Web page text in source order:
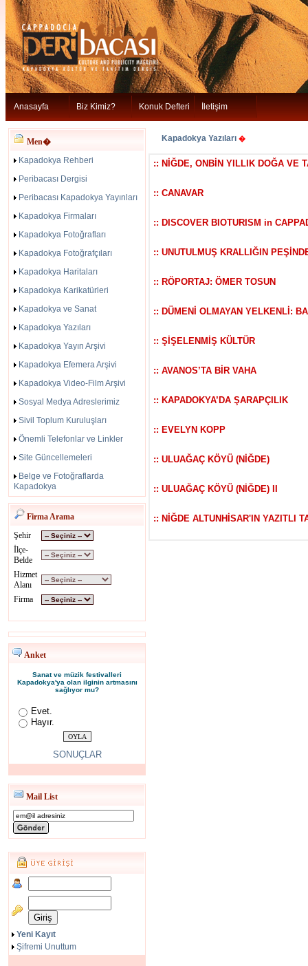
Anasayfa Biz Kimiz? Konuk Defteri İletişim
Men�
Kapadokya Rehberi
Peribacası Dergisi
Peribacası Kapadokya Yayınları
Kapadokya Firmaları
Kapadokya Fotoğrafları
Kapadokya Fotoğrafçıları
Kapadokya Haritaları
Kapadokya Karikatürleri
Kapadokya ve Sanat
Kapadokya Yazıları
Kapadokya Yayın Arşivi
Kapadokya Efemera Arşivi
Kapadokya Video-Film Arşivi
Sosyal Medya Adreslerimiz
Sivil Toplum Kuruluşları
Önemli Telefonlar ve Linkler
Site Güncellemeleri
Belge ve Fotoğraflarda
Kapadokya
Firma Arama
Şehir
İlçe-
Belde
Hizmet
Alanı
Firma
Anket
Sanat ve müzik festivalleri
Kapadokya'ya olan ilginin artmasını
sağlıyor mu?
Evet.
Hayır.
SONUÇLAR
Mail List
Yeni Kayıt
Şifremi Unuttum
Kapadokya Yazıları �
:: NİĞDE, ONBİN YILLIK DOĞA VE
:: CANAVAR
:: DISCOVER BIOTURISM in
:: UNUTULMUŞ KRALLIĞIN
:: RÖPORTAJ: ÖMER TOSUN
:: DÜMENİ OLMAYAN YELKENLİ:
:: ŞİŞELENMİŞ KÜLTÜR
:: AVANOS’TA BİR VAHA
:: KAPADOKYA’DA ŞARAPÇILIK
:: EVELYN KOPP
:: ULUAĞAÇ KÖYÜ (NİĞDE)
:: ULUAĞAÇ KÖYÜ (NİĞDE) II
:: NİĞDE ALTUNHİSAR'IN YAZITLI